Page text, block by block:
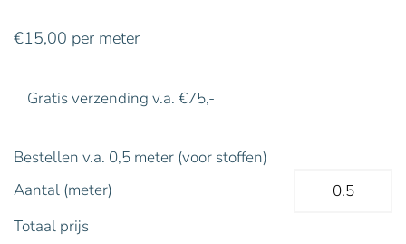
€15,00 per meter
Gratis verzending v.a. €75,-
Bestellen v.a. 0,5 meter (voor stoffen)
Aantal (meter)
Totaal prijs